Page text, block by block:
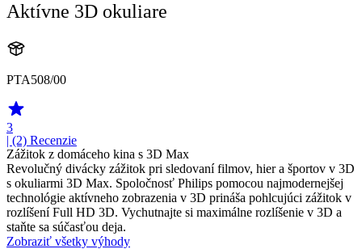
Aktívne 3D okuliare
PTA508/00
3
| (2) Recenzie
Zážitok z domáceho kina s 3D Max
Revolučný divácky zážitok pri sledovaní filmov, hier a športov v 3D
s okuliarmi 3D Max. Spoločnosť Philips pomocou najmodernejšej
technológie aktívneho zobrazenia v 3D prináša pohlcujúci zážitok v
rozlíšení Full HD 3D. Vychutnajte si maximálne rozlíšenie v 3D a
staňte sa súčasťou deja.
Zobraziť všetky výhody